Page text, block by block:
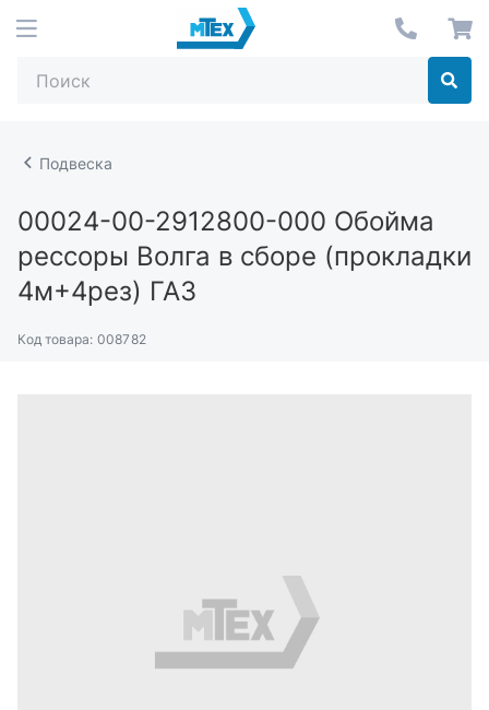
Подвеска
00024-00-2912800-000 Обойма
рессоры Волга в сборе (прокладки
4м+4рез) ГАЗ
Код товара: 008782